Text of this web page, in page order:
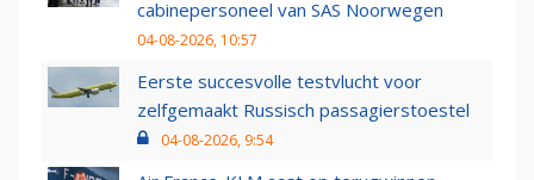
cabinepersoneel van SAS Noorwegen
04-08-2026, 10:57
Eerste succesvolle testvlucht voor
zelfgemaakt Russisch passagierstoestel
04-08-2026, 9:54